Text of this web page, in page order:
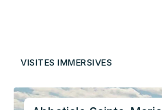
VISITES IMMERSIVES